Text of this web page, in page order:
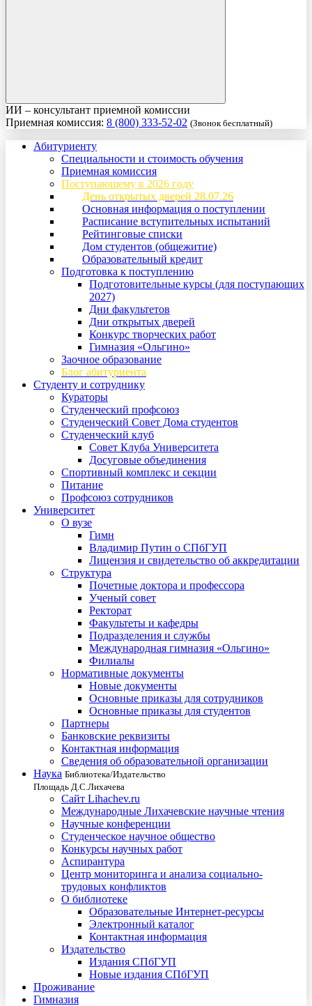
ИИ – консультант приемной комиссии
Приемная комиссия: 8 (800) 333-52-02 (Звонок бесплатный)
Абитуриенту
Специальности и стоимость обучения
Приемная комиссия
Поступающему в 2026 году
День открытых дверей 28.07.26
Основная информация о поступлении
Расписание вступительных испытаний
Рейтинговые списки
Дом студентов (общежитие)
Образовательный кредит
Подготовка к поступлению
Подготовительные курсы (для поступающих
2027)
Дни факультетов
Дни открытых дверей
Конкурс творческих работ
Гимназия «Ольгино»
Заочное образование
Блог абитуриента
Студенту и сотруднику
Кураторы
Студенческий профсоюз
Студенческий Совет Дома студентов
Студенческий клуб
Совет Клуба Университета
Досуговые объединения
Спортивный комплекс и секции
Питание
Профсоюз сотрудников
Университет
О вузе
Гимн
Владимир Путин о СПбГУП
Лицензия и свидетельство об аккредитации
Структура
Почетные доктора и профессора
Ученый совет
Ректорат
Факультеты и кафедры
Подразделения и службы
Международная гимназия «Ольгино»
Филиалы
Нормативные документы
Новые документы
Основные приказы для сотрудников
Основные приказы для студентов
Партнеры
Банковские реквизиты
Контактная информация
Сведения об образовательной организации
Наука Библиотека/Издательство
Площадь Д.С.Лихачева
Сайт Lihachev.ru
Международные Лихачевские научные чтения
Научные конференции
Студенческое научное общество
Конкурсы научных работ
Аспирантура
Центр мониторинга и анализа социально-
трудовых конфликтов
О библиотеке
Образовательные Интернет-ресурсы
Электронный каталог
Контактная информация
Издательство
Издания СПбГУП
Новые издания СПбГУП
Проживание
Гимназия